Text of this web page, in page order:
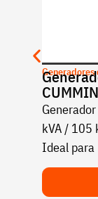
Generadores
kVA / 105
Ideal para